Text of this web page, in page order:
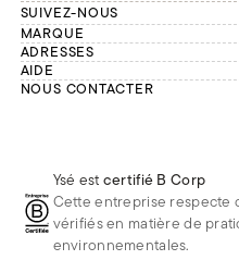
SUIVEZ-NOUS
MARQUE
Manifesto
Engagements
Seconde vie
ADRESSES
Paris
France
AIDE
Mon compte
Livraisons & Retours
Foire aux questions
Réduction étudiante
NOUS CONTACTER
Téléphone
E-mail
Ysé estcertifié B Corp
Cette entreprise respecte
vérifiés en matière de
environnementales.